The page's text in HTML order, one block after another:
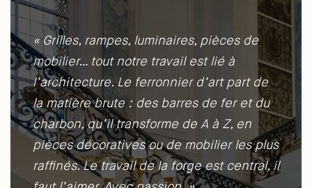
« Grilles, rampes, luminaires, pièces de
mobilier… tout notre travail est lié à
l’architecture. Le ferronnier d’art part de
la matière brute : des barres de fer et du
charbon, qu’il transforme de A à Z, en
pièces décoratives ou de mobilier les plus
raffinés. Le travail de la forge est central, il